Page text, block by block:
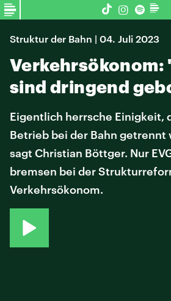
Struktur der Bahn | 04. Juli 2023
Verkehrsökonom:
sind dringend
Eigentlich herrsche Einigkeit,
Betrieb bei der Bahn getrennt
sagt Christian Böttger. Nur
bremsen bei der
Verkehrsökonom.